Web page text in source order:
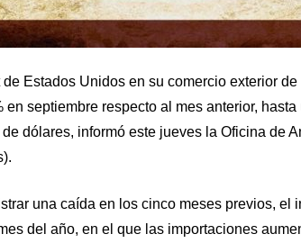
de Estados Unidos en su comercio exterior
en septiembre respecto al mes anterior,
dólares, informó este jueves la Oficina de
una caída en los cinco meses previos, el
del año, en el que las importaciones